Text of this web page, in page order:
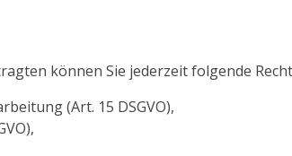
können Sie jederzeit folgende
(Art. 15 DSGVO),